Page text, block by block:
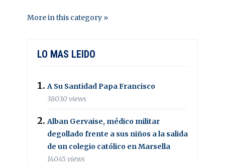
More in this category »
LO MAS LEIDO
A Su Santidad Papa Francisco
38030 views
Alban Gervaise, médico militar
degollado frente a sus niños a la salida
de un colegio católico en Marsella
14045 views